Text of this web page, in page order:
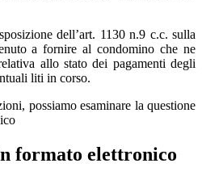
dell’art. 1130 n.9 c.c. sulla
a fornire al condomino che ne
allo stato dei pagamenti degli
liti in corso.
possiamo esaminare la questione
formato elettronico